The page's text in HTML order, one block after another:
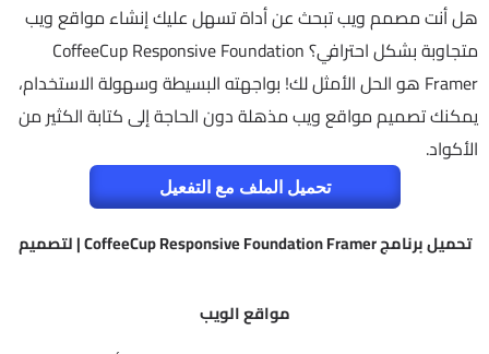
هل أنت مصمم ويب تبحث عن أداة تسهل عليك إنشاء مواقع ويب
متجاوبة بشكل احترافي؟ CoffeeCup Responsive Foundation
Framer هو الحل الأمثل لك! بواجهته البسيطة وسهولة الاستخدام،
يمكنك تصميم مواقع ويب مذهلة دون الحاجة إلى كتابة الكثير من
الأكواد.
تحميل الملف مع التفعيل
تحميل برنامج CoffeeCup Responsive Foundation Framer | لتصميم
مواقع الويب